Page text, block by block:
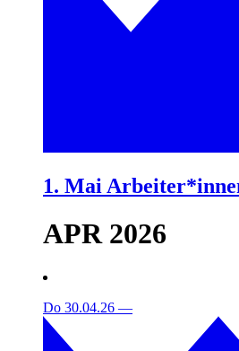
1. Mai
APR 2026
Do 30.04.26 —